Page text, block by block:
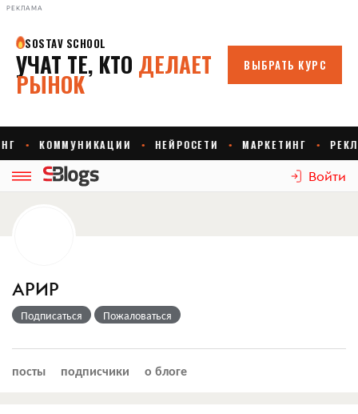
РЕКЛАМА
Войти
АРИР
Подписаться Пожаловаться
посты подписчики о блоге